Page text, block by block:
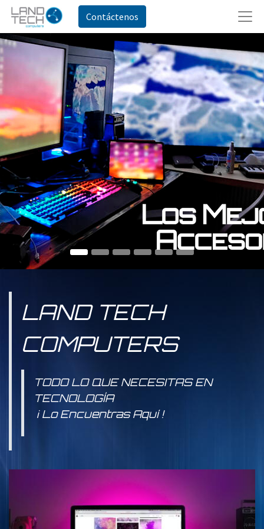
Contáctenos
LAND TECH
COMPUTERS
TODO LO QUE NECESITAS EN
TECNOLOGÍA
¡ Lo Encuentras Aquí !